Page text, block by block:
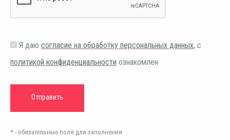
Я даю согласие на обработку персональных данных, с
политикой конфиденциальности ознакомлен
* - обязательные поля для заполнения